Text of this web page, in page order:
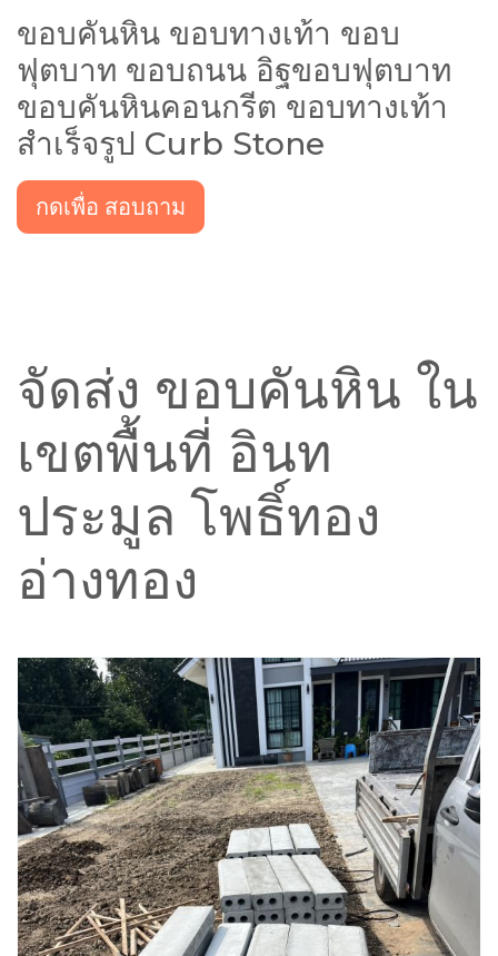
ขอบคันหิน ขอบทางเท้า ขอบ
ฟุตบาท ขอบถนน อิฐขอบฟุตบาท
ขอบคันหินคอนกรีต ขอบทางเท้า
สำเร็จรูป Curb Stone
กดเพื่อ สอบถาม
จัดส่ง ขอบคันหิน ใน
เขตพื้นที่ อินท
ประมูล โพธิ์ทอง
อ่างทอง